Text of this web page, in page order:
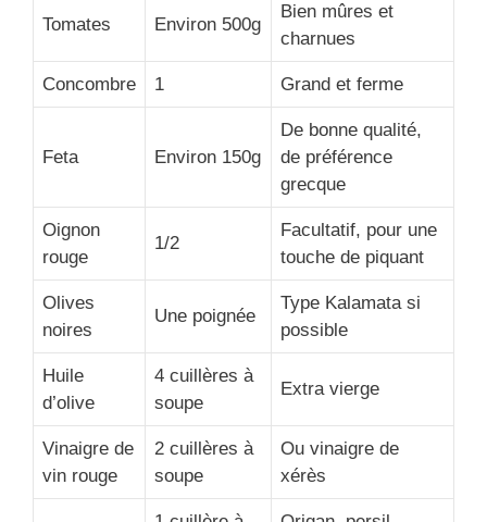
Tomates Environ 500g
Bien mûres et
charnues
Concombre 1 Grand et ferme
Feta Environ 150g
De bonne qualité,
de préférence
grecque
Oignon
rouge
1/2
Facultatif, pour une
touche de piquant
Olives
noires
Une poignée
Type Kalamata si
possible
Huile
d’olive
4 cuillères à
soupe
Extra vierge
Vinaigre de
vin rouge
2 cuillères à
soupe
Ou vinaigre de
xérès